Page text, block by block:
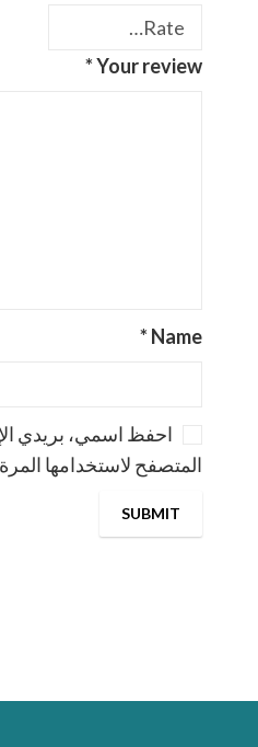
Your review
*
Name
*
احفظ اسمي، بريدي
المتصفح لاستخدامها